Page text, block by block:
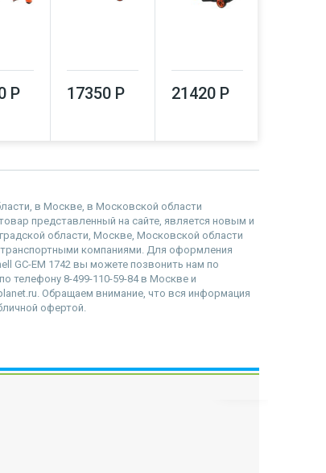
Р 17350 Р 21420 Р
в Москве, в Московской области
представленный на сайте, является новым и
области, Москве, Московской области
компаниями. Для оформления
GC-EM 1742 вы можете позвонить нам по
телефону 8-499-110-59-84 в Москве и
Обращаем внимание, что вся информация
офертой.
наверх